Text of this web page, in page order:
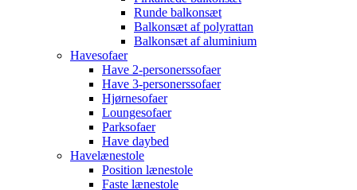
Runde balkonsæt
Balkonsæt af polyrattan
Balkonsæt af aluminium
Havesofaer
Have 2-personerssofaer
Have 3-personerssofaer
Hjørnesofaer
Loungesofaer
Parksofaer
Have daybed
Havelænestole
Position lænestole
Faste lænestole